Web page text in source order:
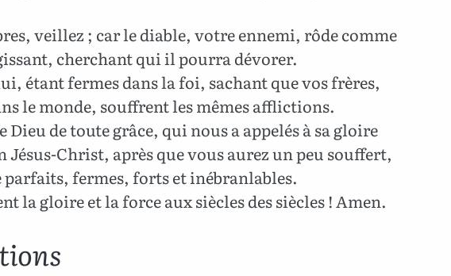
veillez ; car le diable, votre ennemi, rôde comme
cherchant qui il pourra dévorer.
étant fermes dans la foi, sachant que vos frères,
le monde, souffrent les mêmes afflictions.
Dieu de toute grâce, qui nous a appelés à sa gloire
Jésus-Christ, après que vous aurez un peu souffert,
parfaits, fermes, forts et inébranlables.
la gloire et la force aux siècles des siècles ! Amen.